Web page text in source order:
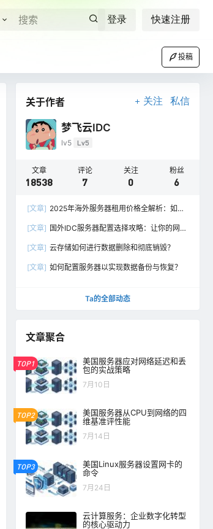
登录 快速注册
投稿
关于作者 关注 私信
梦飞云IDC
lv5 Lv5
文章
18538
评论
7
关注
0
粉丝
6
[文章] 2025年海外服务器租用价格全解析：如何
[文章] 国外IDC服务器配置选择攻略：让你的网站
[文章] 云存储如何进行数据删除和彻底销毁？
[文章] 如何配置服务器以实现数据备份与恢复？
Ta的全部动态
文章聚合
TOP1
美国服务器应对网络延迟和丢
包的实战策略
7月10日
TOP2
美国服务器从CPU到网络的四
维基准评性能
7月14日
TOP3
美国Linux服务器设置网卡的
命令
7月24日
云计算服务：企业数字化转型
的核心驱动力